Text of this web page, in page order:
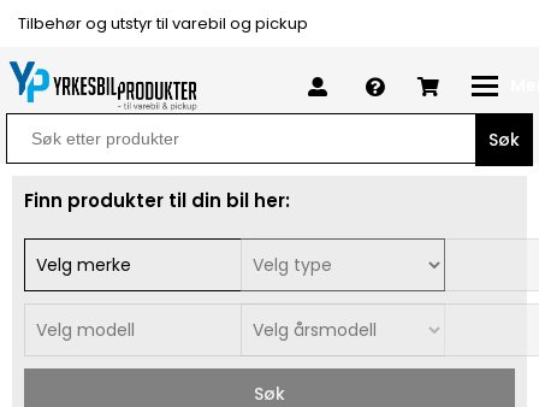
Tilbehør og utstyr til varebil og pickup
Search
for:
Finn produkter til din bil her:
Søk